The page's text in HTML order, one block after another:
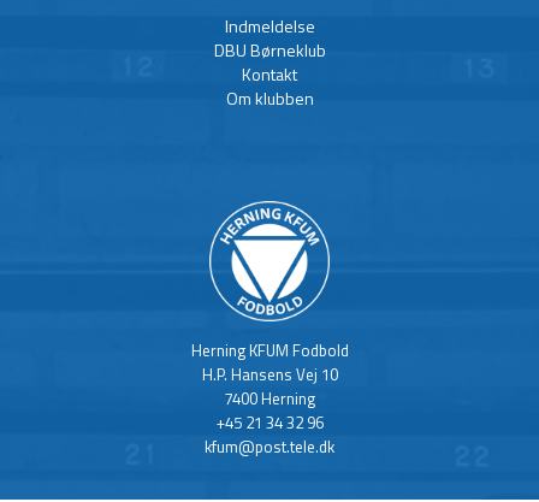
Indmeldelse
DBU Børneklub
Kontakt
Om klubben
Herning KFUM Fodbold
H.P. Hansens Vej 10
7400 Herning
+45 21 34 32 96
kfum@post.tele.dk